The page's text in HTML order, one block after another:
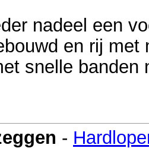
nadeel een
en rij
snelle banden
-